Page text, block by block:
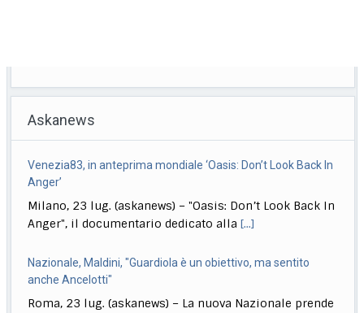
Askanews
Venezia83, in anteprima mondiale ‘Oasis: Don’t Look Back In
Anger’
Milano, 23 lug. (askanews) – "Oasis: Don’t Look Back In
Anger", il documentario dedicato alla[...]
Nazionale, Maldini, "Guardiola è un obiettivo, ma sentito
anche Ancelotti"
Roma, 23 lug. (askanews) – La nuova Nazionale prende